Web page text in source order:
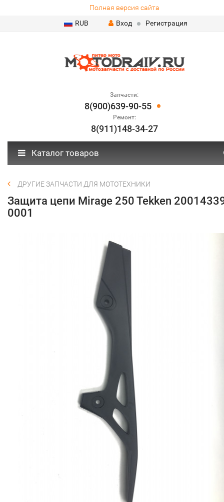
Полная версия сайта
RUB
Вход Регистрация
Запчасти:
8(900)639-90-55
Ремонт:
8(911)148-34-27
Каталог товаров
ДРУГИЕ ЗАПЧАСТИ ДЛЯ МОТОТЕХНИКИ
Защита цепи Mirage 250 Tekken
0001